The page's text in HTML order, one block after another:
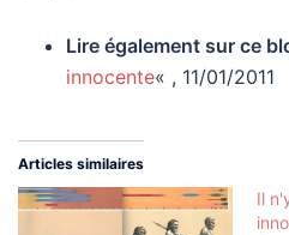
Lire également sur ce
innocente« , 11/01/2011
Articles similaires
Il